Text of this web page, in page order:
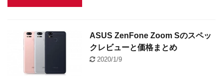
ASUS ZenFone Zoom Sのスペッ
クレビューと価格まとめ
2020/1/9